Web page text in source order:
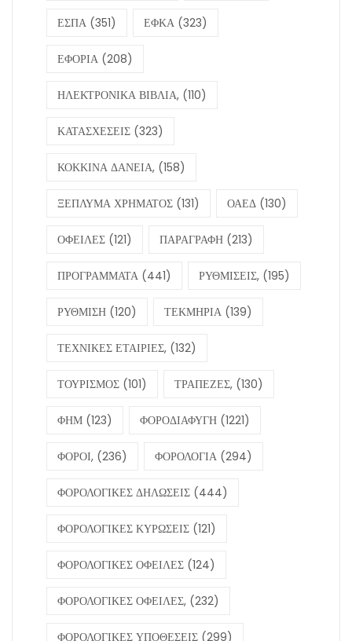
ΕΣΠΑ (351) ΕΦΚΑ (323)
ΕΦΟΡΙΑ (208)
ΗΛΕΚΤΡΟΝΙΚΑ ΒΙΒΛΙΑ, (110)
ΚΑΤΑΣΧΕΣΕΙΣ (323)
ΚΟΚΚΙΝΑ ΔΑΝΕΙΑ, (158)
ΞΕΠΛΥΜΑ ΧΡΗΜΑΤΟΣ (131) ΟΑΕΔ (130)
ΟΦΕΙΛΕΣ (121) ΠΑΡΑΓΡΑΦΗ (213)
ΠΡΟΓΡΑΜΜΑΤΑ (441) ΡΥΘΜΙΣΕΙΣ, (195)
ΡΥΘΜΙΣΗ (120) ΤΕΚΜΗΡΙΑ (139)
ΤΕΧΝΙΚΕΣ ΕΤΑΙΡΙΕΣ, (132)
ΤΟΥΡΙΣΜΟΣ (101) ΤΡΑΠΕΖΕΣ, (130)
ΦΗΜ (123) ΦΟΡΟΔΙΑΦΥΓΗ (1221)
ΦΟΡΟΙ, (236) ΦΟΡΟΛΟΓΙΑ (294)
ΦΟΡΟΛΟΓΙΚΕΣ ΔΗΛΩΣΕΙΣ (444)
ΦΟΡΟΛΟΓΙΚΕΣ ΚΥΡΩΣΕΙΣ (121)
ΦΟΡΟΛΟΓΙΚΕΣ ΟΦΕΙΛΕΣ (124)
ΦΟΡΟΛΟΓΙΚΕΣ ΟΦΕΙΛΕΣ, (232)
ΦΟΡΟΛΟΓΙΚΕΣ ΥΠΟΘΕΣΕΙΣ (299)